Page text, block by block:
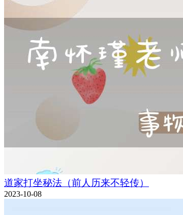
道家打坐秘法（前人历来不轻传）
2023-10-08